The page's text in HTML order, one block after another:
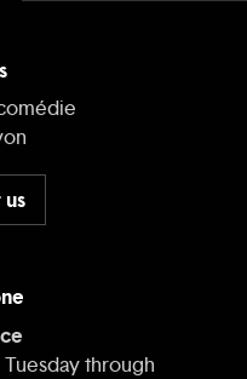
Tuesday through